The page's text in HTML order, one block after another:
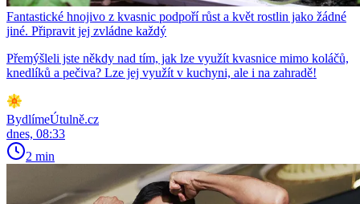
Fantastické hnojivo z kvasnic podpoří růst a květ rostlin jako žádné
jiné. Připravit jej zvládne každý
Přemýšleli jste někdy nad tím, jak lze využít kvasnice mimo koláčů,
knedlíků a pečiva? Lze jej využít v kuchyni, ale i na zahradě!
BydlímeÚtulně.cz
dnes, 08:33
2 min